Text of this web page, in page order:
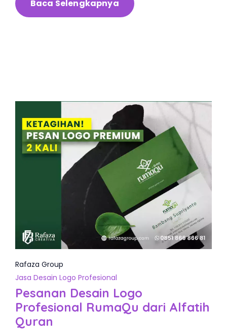
Baca Selengkapnya
Rafaza Group
Jasa Desain Logo Profesional
Pesanan Desain Logo
Profesional RumaQu dari Alfatih
Quran